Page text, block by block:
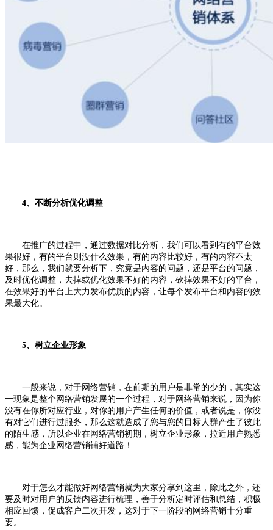
4、不断分析优化调整
在推广的过程中，通过数据对比分析，我们可以看到有的平台效
果很好，有的平台则没什么效果，有的内容比较好，有的内容不太
好，那么，我们就要分析下，究竟是内容的问题，还是平台的问题，
及时优化调整，去掉或优化效果不好的内容，砍掉效果不好的平台，
在效果好的平台上大力发布优质的内容，让每个发布平台和内容的效
果最大化。
5、树立企业形象
一般来说，对于网络营销，在前期的用户是非常的少的，其实这
一现象是整个网络营销发展的一个过程，对于网络营销来说，因为你
没有在你所对应行业，对你的用户产生任何的价值，或者说是，你没
有对它们进行过服务，那么这就造成了您与您的目标人群产生了彼此
的陌生感，所以企业在网络营销初期，树立企业形象，拉近用户熟悉
感，能为企业网络营销铺好道路！
对于怎么才能做好网络营销就为大家分享到这里，除此之外，还
要及时对用户的反馈内容进行梳理，善于分析定时评估和总结，积极
相应回馈，促成客户二次开发，这对于下一阶段的网络营销十分重
要。